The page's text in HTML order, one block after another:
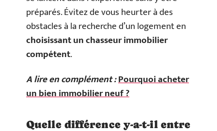
préparés. Évitez de vous heurter à des
obstacles à la recherche d’un logement en
choisissant un chasseur immobilier
compétent.
A lire en complément :Pourquoi acheter
un bien immobilier neuf ?
Quelle différence y-a-t-il entre